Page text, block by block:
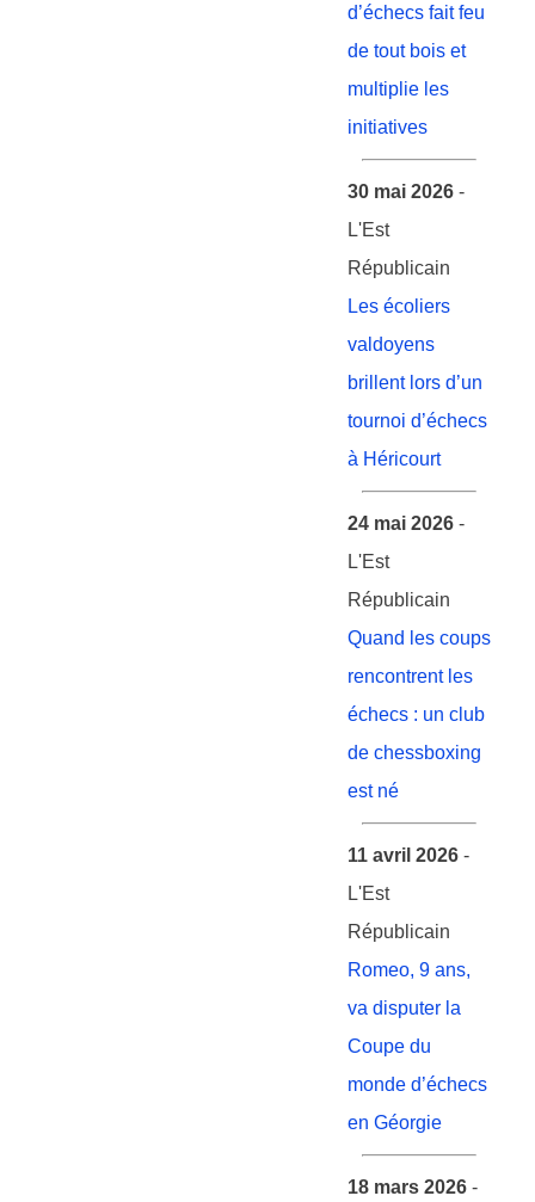
d’échecs fait feu
de tout bois et
multiplie les
initiatives
30 mai 2026-
L'Est
Républicain
Les écoliers
valdoyens
brillent lors d’un
tournoi d’échecs
à Héricourt
24 mai 2026-
L'Est
Républicain
Quand les coups
rencontrent les
échecs : un club
de chessboxing
est né
11 avril 2026-
L'Est
Républicain
Romeo, 9 ans,
va disputer la
Coupe du
monde d’échecs
en Géorgie
18 mars 2026-